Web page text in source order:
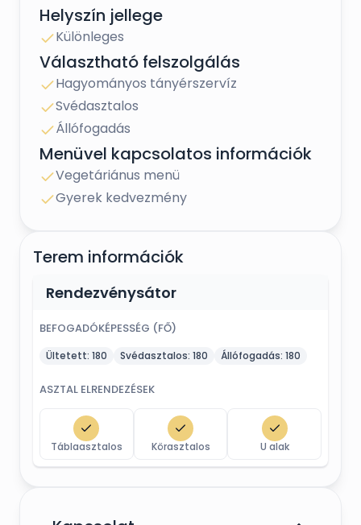
Helyszín jellege
Különleges
Választható felszolgálás
Hagyományos tányérszervíz
Svédasztalos
Állófogadás
Menüvel kapcsolatos információk
Vegetáriánus menü
Gyerek kedvezmény
Terem információk
Rendezvénysátor
BEFOGADÓKÉPESSÉG (FŐ)
Ültetett: 180 Svédasztalos: 180 Állófogadás: 180
ASZTAL ELRENDEZÉSEK
Táblaasztalos Körasztalos U alak